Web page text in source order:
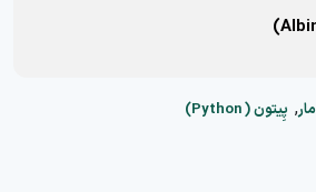
مار, پِیتون ( Python)